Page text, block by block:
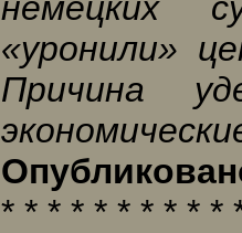
«уронили»
Причина
* * * * * * * * * *